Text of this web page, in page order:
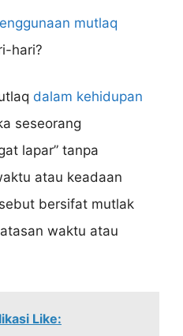
mutlaq
hari?
dalam kehidupan
seseorang
lapar” tanpa
atau keadaan
bersifat mutlak
waktu atau
Like: